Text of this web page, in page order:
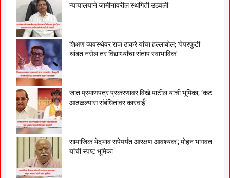
न्यायालयाने जामीनावरील स्थगिती उठवली
शिक्षण व्यवस्थेवर राज ठाकरे यांचा हल्लाबोल; ‘पेपरफुटी
थांबत नसेल तर विद्यार्थ्यांचा संताप स्वाभाविक’
जात प्रमाणपत्र प्रकरणावर विखे पाटील यांची भूमिका; ‘कट
आढळल्यास संबंधितांवर कारवाई’
सामाजिक भेदभाव संपेपर्यंत आरक्षण आवश्यक’; मोहन भागवत
यांची स्पष्ट भूमिका